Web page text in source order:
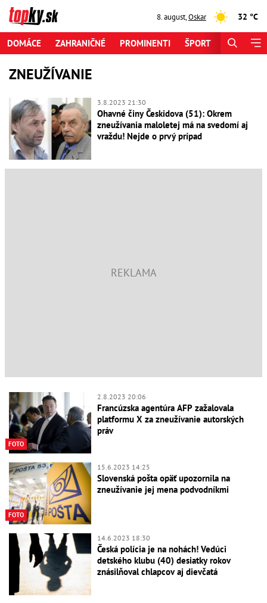
8. august,Oskar 32 °C
DOMÁCE ZAHRANIČNÉ PROMINENTI ŠPORT
ZNEUŽÍVANIE
3.8.2023 21:30
Ohavné činy Českidova (51): Okrem
zneužívania maloletej má na svedomí aj
vraždu! Nejde o prvý prípad
FOTO
2.8.2023 20:06
Francúzska agentúra AFP zažalovala
platformu X za zneužívanie autorských
práv
FOTO
15.6.2023 14:25
Slovenská pošta opäť upozornila na
zneužívanie jej mena podvodníkmi
14.6.2023 18:30
Česká polícia je na nohách! Vedúci
detského klubu (40) desiatky rokov
znásilňoval chlapcov aj dievčatá